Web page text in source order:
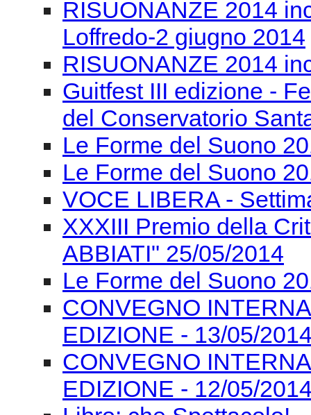
RISUONANZE 2014
Loffredo-2 giugno 2014
RISUONANZE 2014
Guitfest III edizione -
del Conservatorio
Le Forme del Suono
Le Forme del Suono
VOCE LIBERA -
XXXIII Premio della
ABBIATI" 25/05/2014
Le Forme del Suono
CONVEGNO
EDIZIONE - 13/05/
CONVEGNO
EDIZIONE - 12/05/